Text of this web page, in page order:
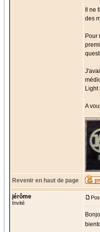
Il
des
Pour
Light
A
Revenir en haut de page
jérôme
Invité